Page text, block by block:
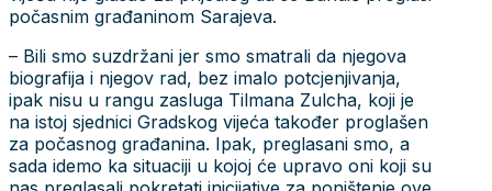
počasnim građaninom Sarajeva.
– Bili smo suzdržani jer smo smatrali da njegova
biografija i njegov rad, bez imalo potcjenjivanja,
ipak nisu u rangu zasluga Tilmana Zulcha, koji je
na istoj sjednici Gradskog vijeća također proglašen
za počasnog građanina. Ipak, preglasani smo, a
sada idemo ka situaciji u kojoj će upravo oni koji su